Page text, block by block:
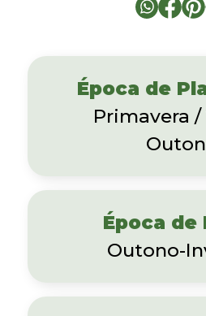
Época de
Primavera /
Época de
Outono-